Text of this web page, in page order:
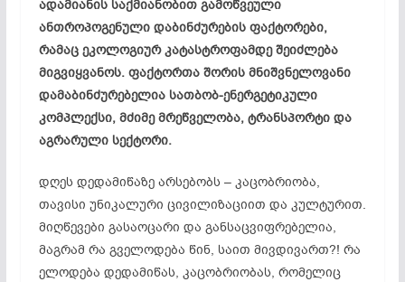
ადამიანის საქმიანობით გამოწვეული
ანთროპოგენული დაბინძურების ფაქტორები,
რამაც ეკოლოგიურ კატასტროფამდე შეიძლება
მიგვიყვანოს. ფაქტორთა შორის მნიშვნელოვანი
დამაბინძურებელია სათბობ-ენერგეტიკული
კომპლექსი, მძიმე მრეწველობა, ტრანსპორტი და
აგრარული სექტორი.
დღეს დედამიწაზე არსებობს – კაცობრიობა,
თავისი უნიკალური ცივილიზაციით და კულტურით.
მიღწევები გასაოცარი და განსაცვიფრებელია,
მაგრამ რა გველოდება წინ, საით მივდივართ?! რა
ელოდება დედამიწას, კაცობრიობას, რომელიც